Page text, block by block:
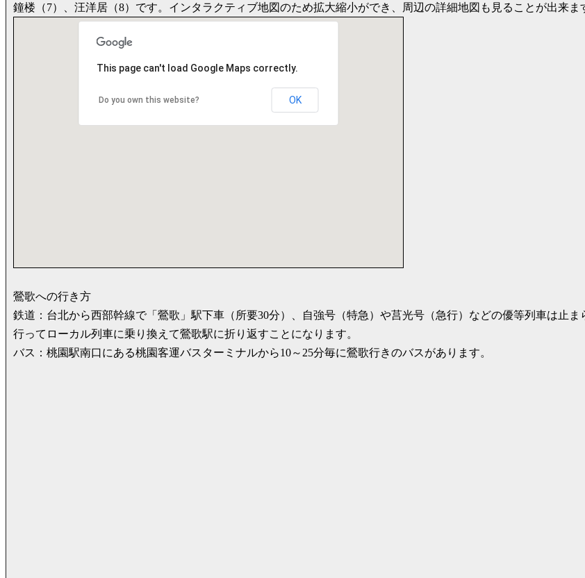
鐘楼（7）、汪洋居（8）です。インタラクティブ地図のため拡大縮小ができ、周辺の詳細地図も見ることが出来ま
This page can't load Google Maps correctly.
Do you own this website? OK
鶯歌への行き方
鉄道：台北から西部幹線で「鶯歌」駅下車（所要30分）、自強号（特急）や莒光号（急行）などの優等列車は止
行ってローカル列車に乗り換えて鶯歌駅に折り返すことになります。
バス：桃園駅南口にある桃園客運バスターミナルから10～25分毎に鶯歌行きのバスがあります。